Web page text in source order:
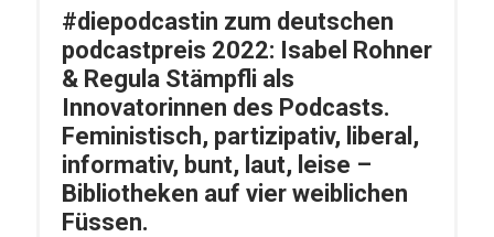
#diepodcastin zum deutschen
podcastpreis 2022: Isabel Rohner
& Regula Stämpfli als
Innovatorinnen des Podcasts.
Feministisch, partizipativ, liberal,
informativ, bunt, laut, leise –
Bibliotheken auf vier weiblichen
Füssen.